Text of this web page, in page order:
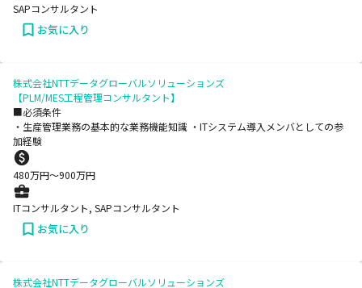
SAPコンサルタント
お気に入り
株式会社NTTデータグローバルソリューションズ
【PLM/MES工程管理コンサルタント】
■必須条件
・生産管理業務の基本的な業務機能知識 ・ITシステム導入メンバとしての参
加経験
480万円〜900万円
ITコンサルタント, SAPコンサルタント
お気に入り
株式会社NTTデータグローバルソリューションズ